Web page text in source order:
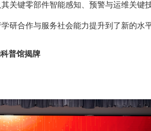
键零部件智能感知、预警与运维关键
合作与服务社会能力提升到了新的水平
普馆揭牌